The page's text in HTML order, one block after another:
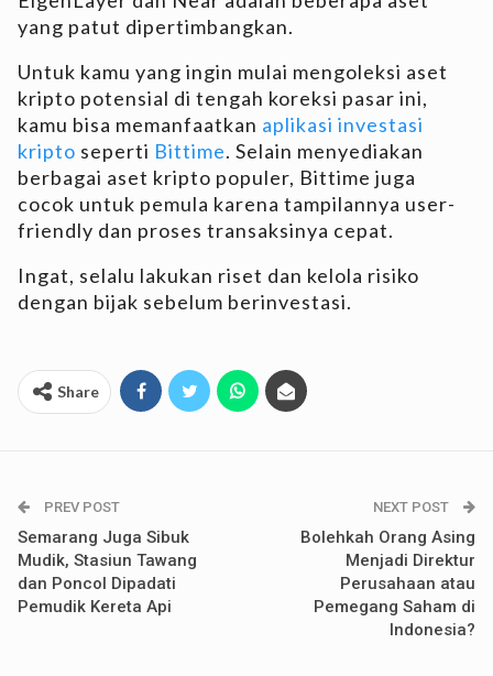
yang patut dipertimbangkan.
Untuk kamu yang ingin mulai mengoleksi aset
kripto potensial di tengah koreksi pasar ini,
kamu bisa memanfaatkan aplikasi investasi
kripto seperti Bittime. Selain menyediakan
berbagai aset kripto populer, Bittime juga
cocok untuk pemula karena tampilannya user-
friendly dan proses transaksinya cepat.
Ingat, selalu lakukan riset dan kelola risiko
dengan bijak sebelum berinvestasi.
Share
PREV POST
Semarang Juga Sibuk
Mudik, Stasiun Tawang
dan Poncol Dipadati
Pemudik Kereta Api
NEXT POST
Bolehkah Orang Asing
Menjadi Direktur
Perusahaan atau
Pemegang Saham di
Indonesia?